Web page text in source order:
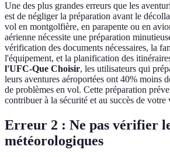
Une des plus grandes erreurs que les
est de négliger la préparation avant le
vol en montgolfière, en parapente ou en
aérienne nécessite une préparation
vérification des documents nécessaires, la
l'équipement, et la planification des
l'UFC-Que Choisir, les utilisateurs qui
leurs aventures aéroportées ont 40% moins
de problèmes en vol. Cette préparation
contribuer à la sécurité et au succès de votre
Erreur 2 : Ne pas vérifier
météorologiques